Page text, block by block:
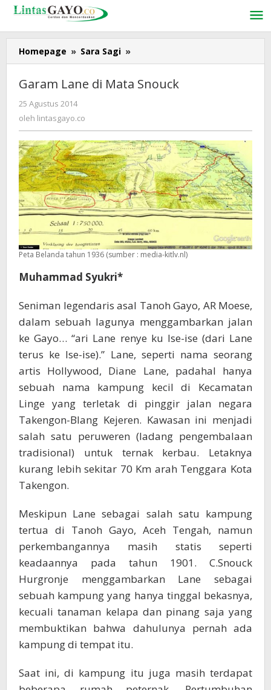
Lewati
konten
Homepage » Sara Sagi »
Lane
Mata
Garam Lane di Mata Snouck
25 Agustus 2014
lintasgayo.co
oleh lintasgayo.co
Peta Belanda tahun 1936 (sumber : media-kitlv.nl)
Muhammad Syukri*
Seniman legendaris asal Tanoh Gayo, AR Moese,
dalam sebuah lagunya menggambarkan jalan
ke Gayo… “ari Lane renye ku Ise-ise (dari Lane
terus ke Ise-ise).” Lane, seperti nama seorang
artis Hollywood, Diane Lane, padahal hanya
sebuah nama kampung kecil di Kecamatan
Linge yang terletak di pinggir jalan negara
Takengon-Blang Kejeren. Kawasan ini menjadi
salah satu peruweren (ladang pengembalaan
tradisional) untuk ternak kerbau. Letaknya
kurang lebih sekitar 70 Km arah Tenggara Kota
Takengon.
Meskipun Lane sebagai salah satu kampung
tertua di Tanoh Gayo, Aceh Tengah, namun
perkembangannya masih statis seperti
keadaannya pada tahun 1901. C.Snouck
Hurgronje menggambarkan Lane sebagai
sebuah kampung yang hanya tinggal bekasnya,
kecuali tanaman kelapa dan pinang saja yang
membuktikan bahwa dahulunya pernah ada
kampung di tempat itu.
Saat ini, di kampung itu juga masih terdapat